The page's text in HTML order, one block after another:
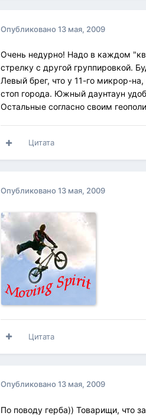
Опубликовано13 мая, 2009
Очень недурно! Надо в каждом
стрелку с другой группировкой.
Левый брег, что у 11-го микрор-
стоп города. Южный даунтаун
Остальные согласно своим
Цитата
Опубликовано13 мая, 2009
Цитата
Опубликовано13 мая, 2009
По поводу герба)) Товарищи, что